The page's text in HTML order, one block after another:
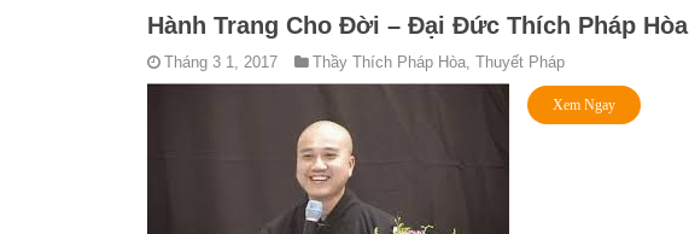
Hành Trang Cho Đời – Đại Đức Thích Pháp Hòa
Tháng 3 1, 2017 Thầy Thích Pháp Hòa Thuyết Pháp
Xem Ngay